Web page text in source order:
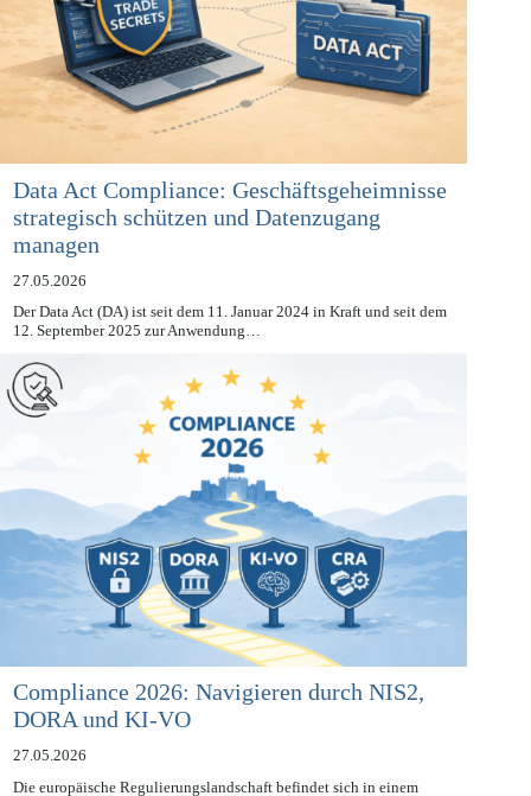
Data Act Compliance: Geschäftsgeheimnisse
strategisch schützen und Datenzugang
managen
27.05.2026
Der Data Act (DA) ist seit dem 11. Januar 2024 in Kraft und seit dem
12. September 2025 zur Anwendung…
Compliance 2026: Navigieren durch NIS2,
DORA und KI-VO
27.05.2026